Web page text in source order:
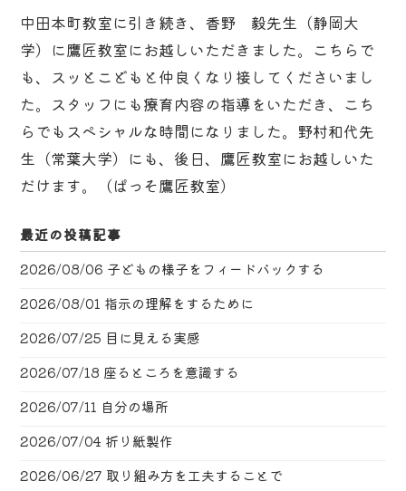
中田本町教室に引き続き、香野 毅先生（静岡大
学）に鷹匠教室にお越しいただきました。こちらで
も、スッとこどもと仲良くなり接してくださいまし
た。スタッフにも療育内容の指導をいただき、こち
らでもスペシャルな時間になりました。野村和代先
生（常葉大学）にも、後日、鷹匠教室にお越しいた
だけます。（ぱっそ鷹匠教室）
最近の投稿記事
2026/08/06 子どもの様子をフィードバックする
2026/08/01 指示の理解をするために
2026/07/25 目に見える実感
2026/07/18 座るところを意識する
2026/07/11 自分の場所
2026/07/04 折り紙製作
2026/06/27 取り組み方を工夫することで